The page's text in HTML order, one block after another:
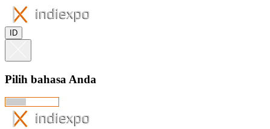
ID
Pilih bahasa Anda